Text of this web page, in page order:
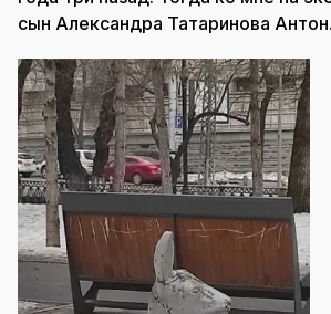
сын Александра Татаринова Антон.